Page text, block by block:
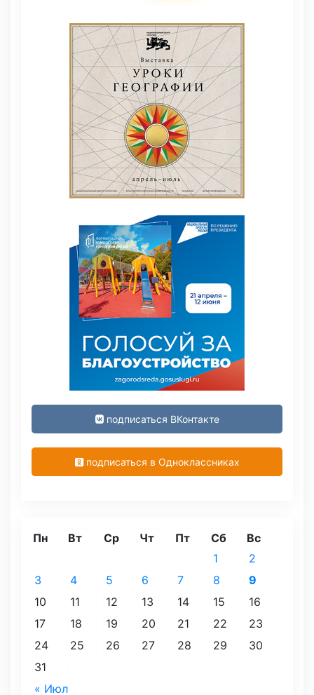
подписаться ВКонтакте
подписаться в Одноклассниках
Пн Вт Ср Чт Пт Сб Вс
« Июл
1
2
3
4 5 6 7 8
9
10
11 12 13 14 15
16
17
18 19 20 21 22
23
24
25 26 27 28 29
30
31